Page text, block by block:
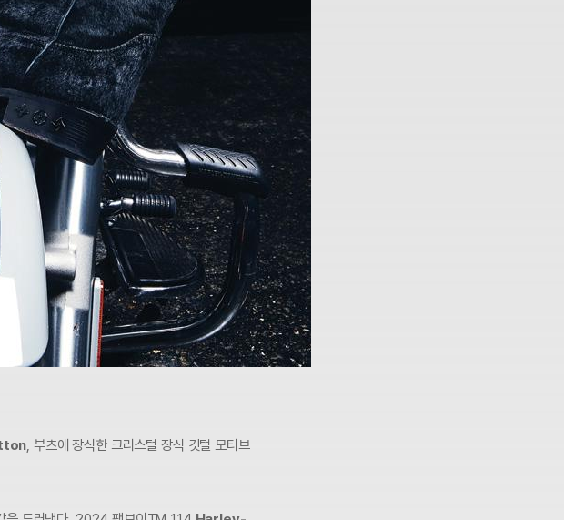
, 부츠에 장식한 크리스털 장식 깃털 모티브